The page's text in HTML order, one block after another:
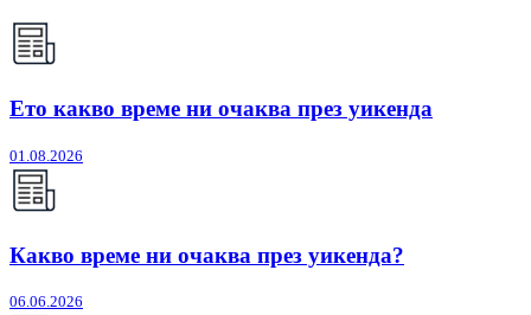
Ето какво време ни очаква през уикенда
01.08.2026
Какво време ни очаква през уикенда?
06.06.2026